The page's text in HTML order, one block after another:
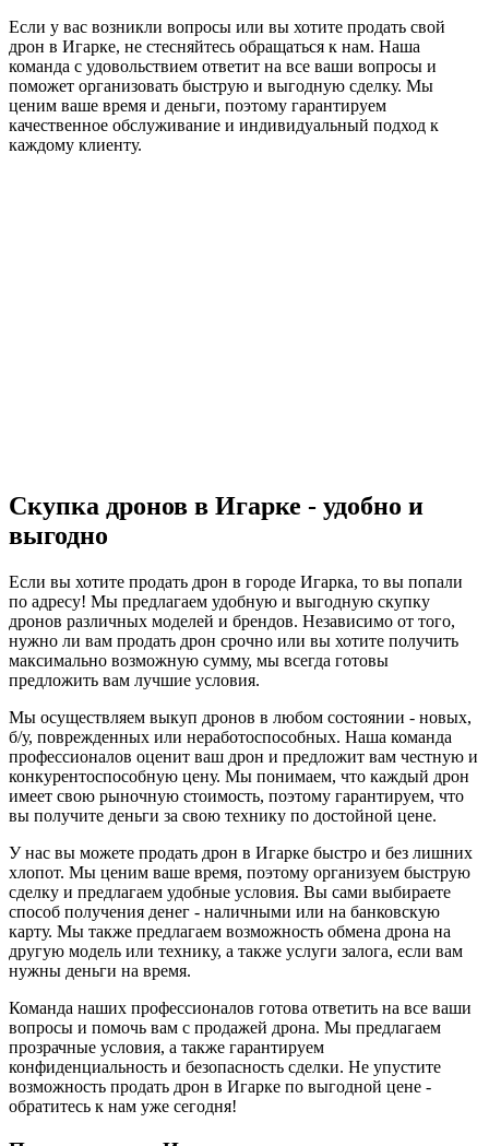
Если у вас возникли вопросы или вы хотите продать свой
дрон в Игарке, не стесняйтесь обращаться к нам. Наша
команда с удовольствием ответит на все ваши вопросы и
поможет организовать быструю и выгодную сделку. Мы
ценим ваше время и деньги, поэтому гарантируем
качественное обслуживание и индивидуальный подход к
каждому клиенту.
Скупка дронов в Игарке - удобно и
выгодно
Если вы хотите продать дрон в городе Игарка, то вы попали
по адресу! Мы предлагаем удобную и выгодную скупку
дронов различных моделей и брендов. Независимо от того,
нужно ли вам продать дрон срочно или вы хотите получить
максимально возможную сумму, мы всегда готовы
предложить вам лучшие условия.
Мы осуществляем выкуп дронов в любом состоянии - новых,
б/у, поврежденных или неработоспособных. Наша команда
профессионалов оценит ваш дрон и предложит вам честную и
конкурентоспособную цену. Мы понимаем, что каждый дрон
имеет свою рыночную стоимость, поэтому гарантируем, что
вы получите деньги за свою технику по достойной цене.
У нас вы можете продать дрон в Игарке быстро и без лишних
хлопот. Мы ценим ваше время, поэтому организуем быструю
сделку и предлагаем удобные условия. Вы сами выбираете
способ получения денег - наличными или на банковскую
карту. Мы также предлагаем возможность обмена дрона на
другую модель или технику, а также услуги залога, если вам
нужны деньги на время.
Команда наших профессионалов готова ответить на все ваши
вопросы и помочь вам с продажей дрона. Мы предлагаем
прозрачные условия, а также гарантируем
конфиденциальность и безопасность сделки. Не упустите
возможность продать дрон в Игарке по выгодной цене -
обратитесь к нам уже сегодня!